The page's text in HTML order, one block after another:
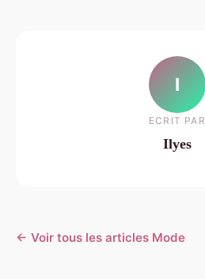
I
ECRIT PAR
Ilyes
← Voir tous les articles Mode